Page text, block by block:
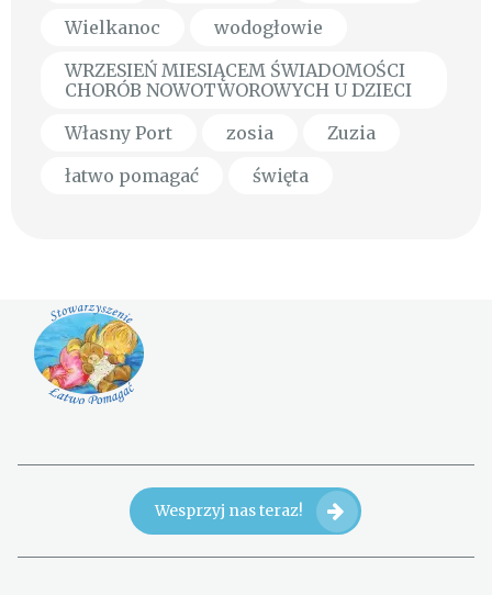
Wielkanoc
wodogłowie
WRZESIEŃ MIESIĄCEM ŚWIADOMOŚCI
CHORÓB NOWOTWOROWYCH U DZIECI
Własny Port
zosia
Zuzia
łatwo pomagać
święta
Wesprzyj nas teraz!